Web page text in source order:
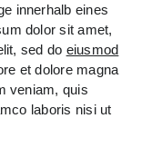
innerhalb eines
dolor sit amet,
sed do eiusmod
et dolore magna
veniam, quis
laboris nisi ut